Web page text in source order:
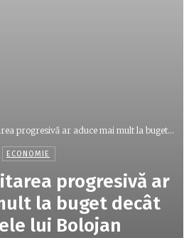
progresivă ar aduce mai mult la buget...
ECONOMIE
progresivă ar
la buget decât
lui Bolojan